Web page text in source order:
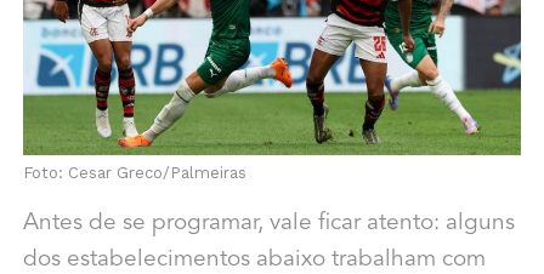
Foto: Cesar Greco/Palmeiras
Antes de se programar, vale ficar atento: alguns
dos estabelecimentos abaixo trabalham com